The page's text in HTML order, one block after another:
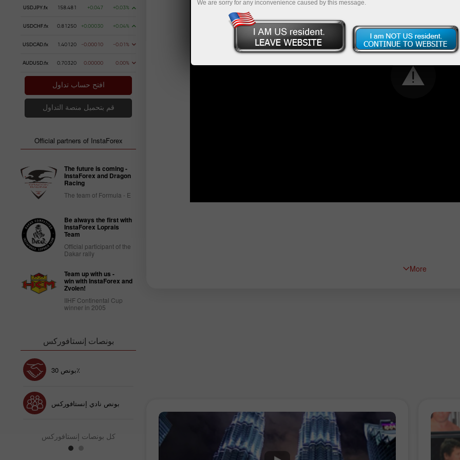
More
USDJPY.fx 158.481 +0.047 +0.03%
USDCHF.fx 0.81250 +0.00030 +0.04%
USDCAD.fx 1.40120 -0.00010 -0.01%
AUDUSD.fx 0.70320 0.00000 0.00%
افتح حساب تداول
قم بتحميل منصة التداول
Official partners of InstaForex
The future is coming -
InstaForex and Dragon
Racing
The team of Formula - E
Be always the first with
InstaForex Loprais
Team
Official participant of the
Dakar rally
Team up with us -
win with InstaForex and
Zvolen!
IIHF Continental Cup
winner in 2005
بونصات إنستافوركس
إيداع الحظ
كل بونصات إنستافوركس
We are sorry for any inconvenience caused by this message.